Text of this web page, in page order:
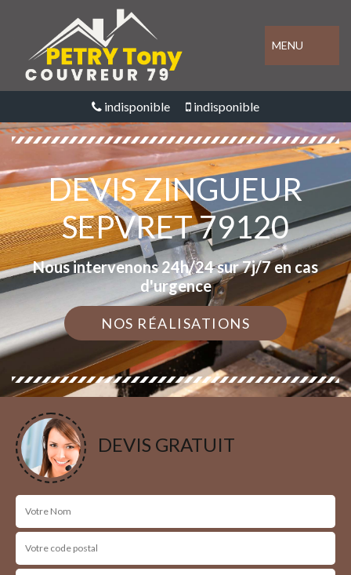
MENU
indisponible indisponible
DEVIS ZINGUEUR
SEPVRET 79120
Nous intervenons 24h/24 sur 7j/7 en cas
d'urgence
NOS RÉALISATIONS
DEVIS GRATUIT